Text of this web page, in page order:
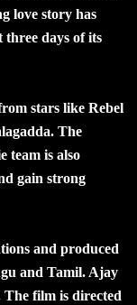
love story has
days of its
stars like Rebel
The
team is also
gain strong
and produced
and Tamil. Ajay
The film is directed